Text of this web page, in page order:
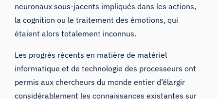
neuronaux sous-jacents impliqués dans les actions,
la cognition ou le traitement des émotions, qui
étaient alors totalement inconnus.
Les progrès récents en matière de matériel
informatique et de technologie des processeurs ont
permis aux chercheurs du monde entier d’élargir
considérablement les connaissances existantes sur